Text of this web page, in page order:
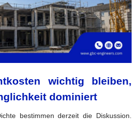
wichtig bleiben,
dominiert
bestimmen derzeit die Diskussion.